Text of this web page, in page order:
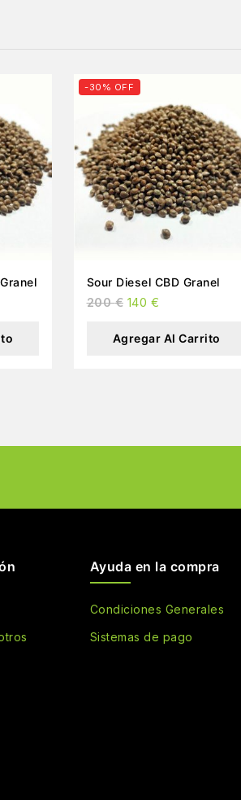
Lemon Tsunami CBD Granel
-30% OFF
Sour Diesel CBD Granel
200€ 140 €
Agregar Al Carrito
Ayuda en la compra
Condiciones Generales
Sistemas de pago